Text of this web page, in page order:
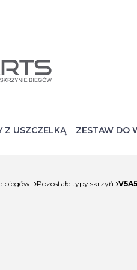
Z USZCZELKĄ ZESTAW DO
biegów. Pozostałe typy skrzyń